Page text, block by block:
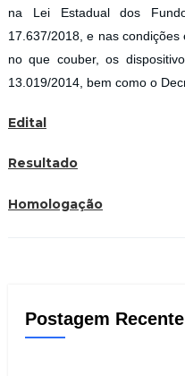
na Lei Estadual dos
17.637/2018, e nas
no que couber, os
13.019/2014, bem como o
Edital
Resultado
Homologação
Postagem Recente